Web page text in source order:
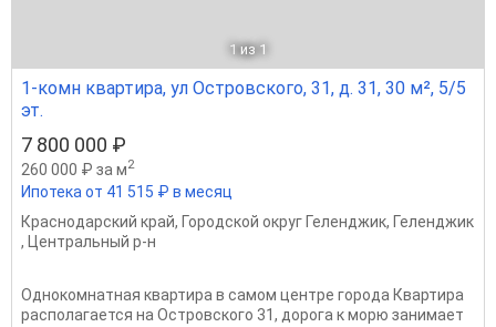
1 из 1
1-комн квартира, ул Островского, 31, д. 31, 30 м², 5/5
эт.
7 800 000 ₽
260 000 ₽ за м2
Ипотека от 41 515 ₽ в месяц
Краснодарский край, Городской округ Геленджик, Геленджик
,
Центральный р-н
Однокомнатная квартира в самом центре города Квартира
располагается на Островского 31, дорога к морю занимает